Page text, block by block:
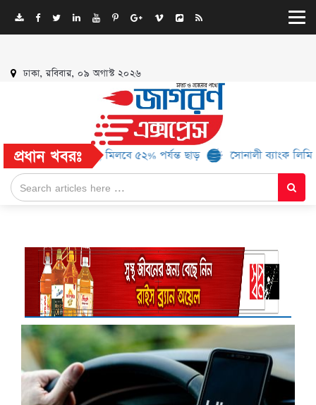
ঢাকা, রবিবার, ০৯ অগাস্ট ২০২৬
প্রধান খবরঃ
১৬ ব্র্যান্ড, মিলবে ৫২% পর্যন্ত ছাড় সোনালী ব্যাংক লিমিটেড-এর